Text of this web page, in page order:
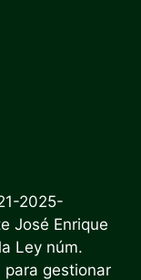
2025-
José Enrique
Ley núm.
para gestionar